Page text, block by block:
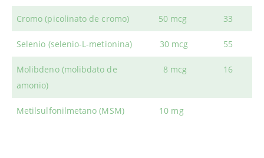
Cromo (picolinato de cromo) 50 mcg 33
Selenio (selenio-L-metionina) 30 mcg 55
Molibdeno (molibdato de
amonio)
8 mcg 16
Metilsulfonilmetano (MSM) 10 mg